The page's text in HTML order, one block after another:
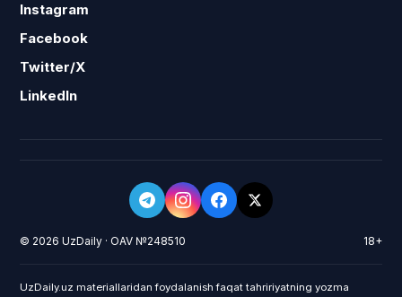
Instagram
Facebook
Twitter/X
LinkedIn
© 2026 UzDaily · OAV №248510 18+
UzDaily.uz materiallaridan foydalanish faqat tahririyatning yozma